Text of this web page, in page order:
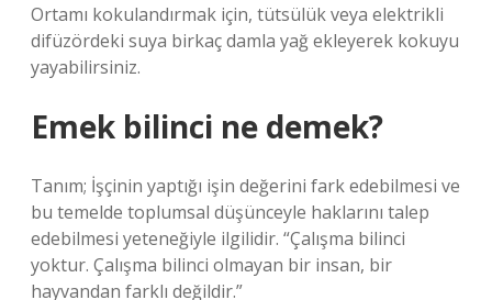
Ortamı kokulandırmak için, tütsülük veya elektrikli
difüzördeki suya birkaç damla yağ ekleyerek kokuyu
yayabilirsiniz.
Emek bilinci ne demek?
Tanım; İşçinin yaptığı işin değerini fark edebilmesi ve
bu temelde toplumsal düşünceyle haklarını talep
edebilmesi yeteneğiyle ilgilidir. “Çalışma bilinci
yoktur. Çalışma bilinci olmayan bir insan, bir
hayvandan farklı değildir.”